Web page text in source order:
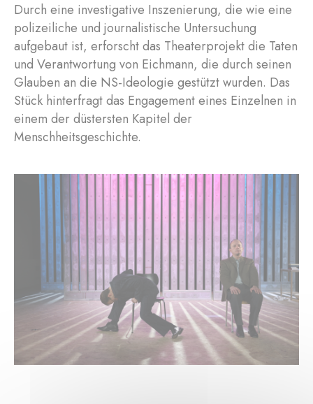
Durch eine investigative Inszenierung, die wie eine
polizeiliche und journalistische Untersuchung
aufgebaut ist, erforscht das Theaterprojekt die Taten
und Verantwortung von Eichmann, die durch seinen
Glauben an die NS-Ideologie gestützt wurden. Das
Stück hinterfragt das Engagement eines Einzelnen in
einem der düstersten Kapitel der
Menschheitsgeschichte.